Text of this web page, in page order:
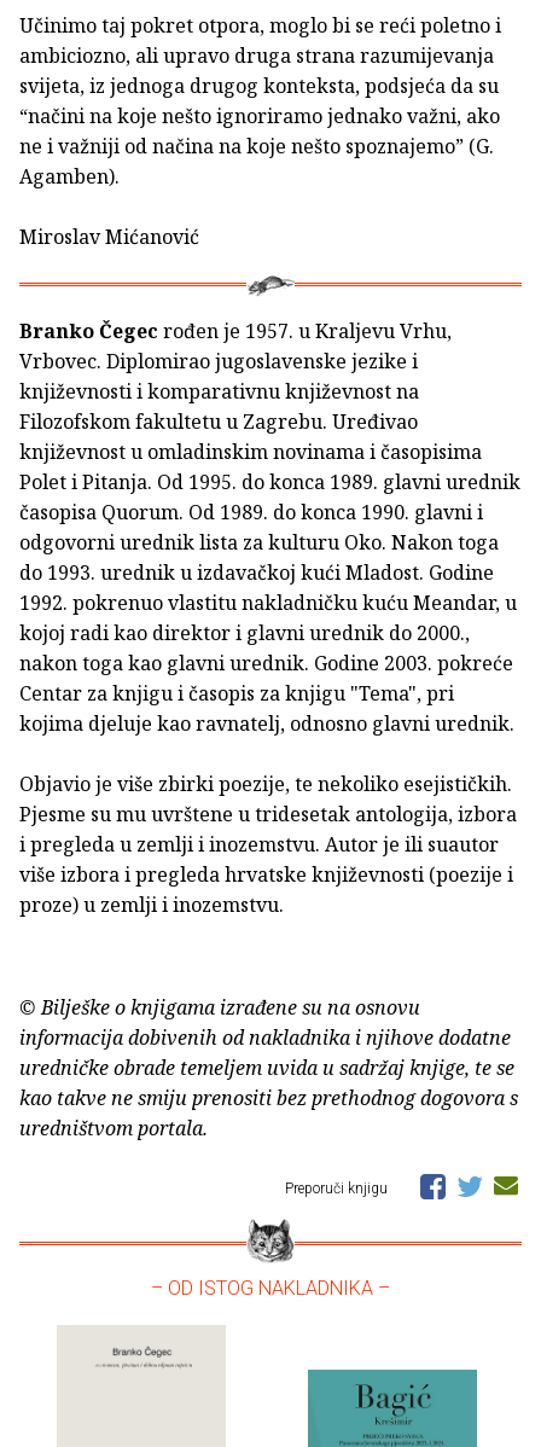
Učinimo taj pokret otpora, moglo bi se reći poletno i
ambiciozno, ali upravo druga strana razumijevanja
svijeta, iz jednoga drugog konteksta, podsjeća da su
“načini na koje nešto ignoriramo jednako važni, ako
ne i važniji od načina na koje nešto spoznajemo” (G.
Agamben).
Miroslav Mićanović
Branko Čegec rođen je 1957. u Kraljevu Vrhu,
Vrbovec. Diplomirao jugoslavenske jezike i
književnosti i komparativnu književnost na
Filozofskom fakultetu u Zagrebu. Uređivao
književnost u omladinskim novinama i časopisima
Polet i Pitanja. Od 1995. do konca 1989. glavni urednik
časopisa Quorum. Od 1989. do konca 1990. glavni i
odgovorni urednik lista za kulturu Oko. Nakon toga
do 1993. urednik u izdavačkoj kući Mladost. Godine
1992. pokrenuo vlastitu nakladničku kuću Meandar, u
kojoj radi kao direktor i glavni urednik do 2000.,
nakon toga kao glavni urednik. Godine 2003. pokreće
Centar za knjigu i časopis za knjigu "Tema", pri
kojima djeluje kao ravnatelj, odnosno glavni urednik.
Objavio je više zbirki poezije, te nekoliko esejističkih.
Pjesme su mu uvrštene u tridesetak antologija, izbora
i pregleda u zemlji i inozemstvu. Autor je ili suautor
više izbora i pregleda hrvatske književnosti (poezije i
proze) u zemlji i inozemstvu.
© Bilješke o knjigama izrađene su na osnovu
informacija dobivenih od nakladnika i njihove dodatne
uredničke obrade temeljem uvida u sadržaj knjige, te se
kao takve ne smiju prenositi bez prethodnog dogovora s
uredništvom portala.
Preporuči knjigu
– OD ISTOG NAKLADNIKA –